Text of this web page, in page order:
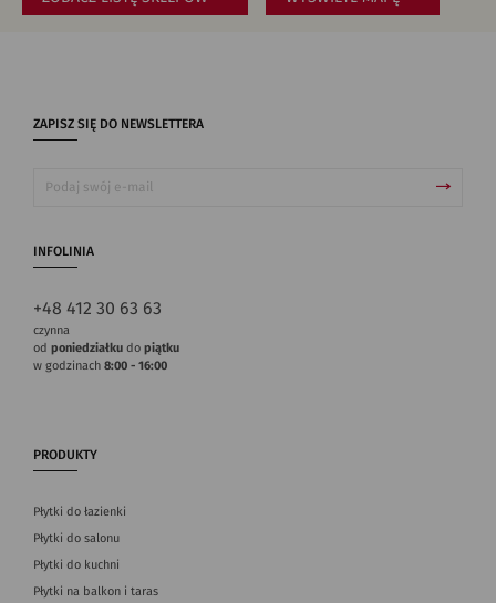
ZAPISZ SIĘ DO NEWSLETTERA
INFOLINIA
+48 412 30 63 63
czynna
od poniedziałku do piątku
w godzinach 8:00 - 16:00
PRODUKTY
Płytki do łazienki
Płytki do salonu
Płytki do kuchni
Płytki na balkon i taras